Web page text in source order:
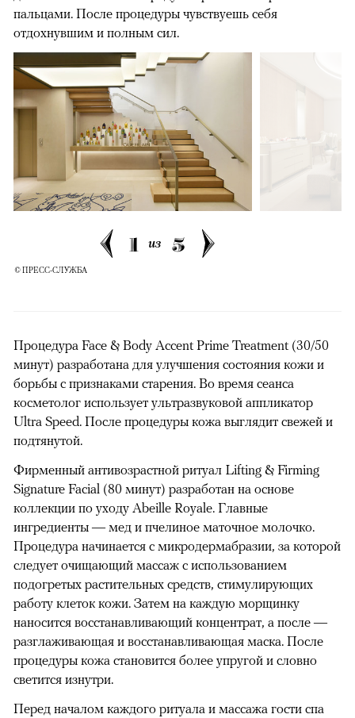
пальцами. После процедуры чувствуешь себя
отдохнувшим и полным сил.
1 из 5
© ПРЕСС-СЛУЖБА
Процедура Face & Body Accent Prime Treatment (30/50
минут) разработана для улучшения состояния кожи и
борьбы с признаками старения. Во время сеанса
косметолог использует ультразвуковой аппликатор
Ultra Speed. После процедуры кожа выглядит свежей и
подтянутой.
Фирменный антивозрастной ритуал Lifting & Firming
Signature Facial (80 минут) разработан на основе
коллекции по уходу Abeille Royale. Главные
ингредиенты — мед и пчелиное маточное молочко.
Процедура начинается с микродермабразии, за которой
следует очищающий массаж с использованием
подогретых растительных средств, стимулирующих
работу клеток кожи. Затем на каждую морщинку
наносится восстанавливающий концентрат, а после —
разглаживающая и восстанавливающая маска. После
процедуры кожа становится более упругой и словно
светится изнутри.
Перед началом каждого ритуала и массажа гости спа